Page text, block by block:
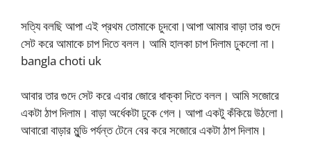
সত্যি বলছি আপা এই প্রথম তোমাকে চুদবো।আপা আমার বাড়া তার গুদে
সেট করে আমাকে চাপ দিতে বলল। আমি হালকা চাপ দিলাম ঢুকলো না।
bangla choti uk
আবার তার গুদে সেট করে এবার জোরে ধাক্কা দিতে বলল। আমি সজোরে
একটা ঠাপ দিলাম। বাড়া অর্ধেকটা ঢুকে গেল। আপা একটু কঁকিয়ে উঠলো।
আবারো বাড়ার মুন্ডি পর্যন্ত টেনে বের করে সজোরে একটা ঠাপ দিলাম।